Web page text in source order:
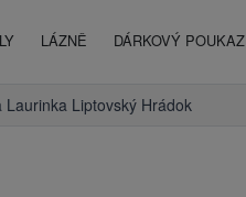
LÁZNĚ DÁRKOVÝ POUKAZ
Laurinka Liptovský Hrádok